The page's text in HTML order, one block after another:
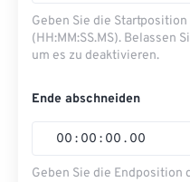
Geben Sie die Startposition
(HH:MM:SS.MS).
um es zu deaktivieren.
Ende abschneiden
00 : 00 : 00 . 00
Geben Sie die Endposition